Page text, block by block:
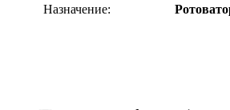
Назначение: